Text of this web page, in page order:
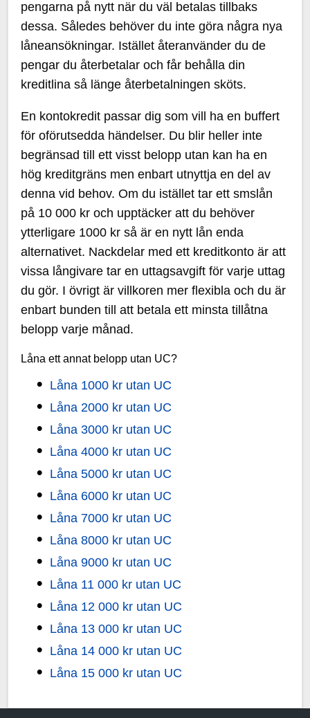
pengarna på nytt när du väl betalas tillbaks
dessa. Således behöver du inte göra några nya
låneansökningar. Istället återanvänder du de
pengar du återbetalar och får behålla din
kreditlina så länge återbetalningen sköts.
En kontokredit passar dig som vill ha en buffert
för oförutsedda händelser. Du blir heller inte
begränsad till ett visst belopp utan kan ha en
hög kreditgräns men enbart utnyttja en del av
denna vid behov. Om du istället tar ett smslån
på 10 000 kr och upptäcker att du behöver
ytterligare 1000 kr så är en nytt lån enda
alternativet. Nackdelar med ett kreditkonto är att
vissa långivare tar en uttagsavgift för varje uttag
du gör. I övrigt är villkoren mer flexibla och du är
enbart bunden till att betala ett minsta tillåtna
belopp varje månad.
Låna ett annat belopp utan UC?
Låna 1000 kr utan UC
Låna 2000 kr utan UC
Låna 3000 kr utan UC
Låna 4000 kr utan UC
Låna 5000 kr utan UC
Låna 6000 kr utan UC
Låna 7000 kr utan UC
Låna 8000 kr utan UC
Låna 9000 kr utan UC
Låna 11 000 kr utan UC
Låna 12 000 kr utan UC
Låna 13 000 kr utan UC
Låna 14 000 kr utan UC
Låna 15 000 kr utan UC